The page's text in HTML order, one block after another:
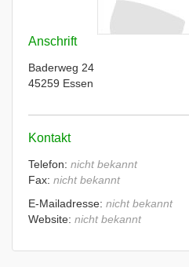
Anschrift
Baderweg 24
45259 Essen
Kontakt
Telefon: nicht bekannt
Fax: nicht bekannt
E-Mailadresse: nicht bekannt
Website: nicht bekannt